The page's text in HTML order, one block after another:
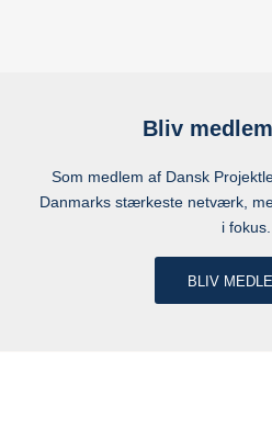
Bliv
Som medlem af Dansk
Danmarks stærkeste netværk,
i fokus.
BLIV